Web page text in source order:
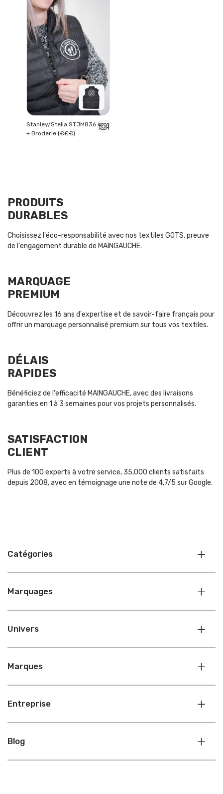
Stanley/Stella STJM836
+ Broderie (€€€)
PRODUITS
DURABLES
Choisissez l'éco-responsabilité avec nos textiles GOTS, preuve
de l'engagement durable de MAINGAUCHE.
MARQUAGE
PREMIUM
Découvrez les 16 ans d'expertise et de savoir-faire français pour
offrir un marquage personnalisé premium sur tous vos textiles.
DÉLAIS
RAPIDES
Bénéficiez de l'efficacité MAINGAUCHE, avec des livraisons
garanties en 1 à 3 semaines pour vos projets personnalisés.
SATISFACTION
CLIENT
Plus de 100 experts à votre service, 35,000 clients satisfaits
depuis 2008, avec en témoignage une note de 4,7/5 sur Google.
Catégories
Marquages
Univers
Marques
Entreprise
Blog